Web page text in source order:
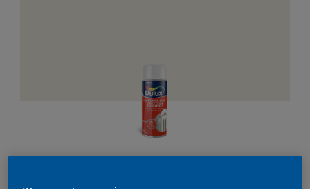
Fresh up Heizkörperfarbe